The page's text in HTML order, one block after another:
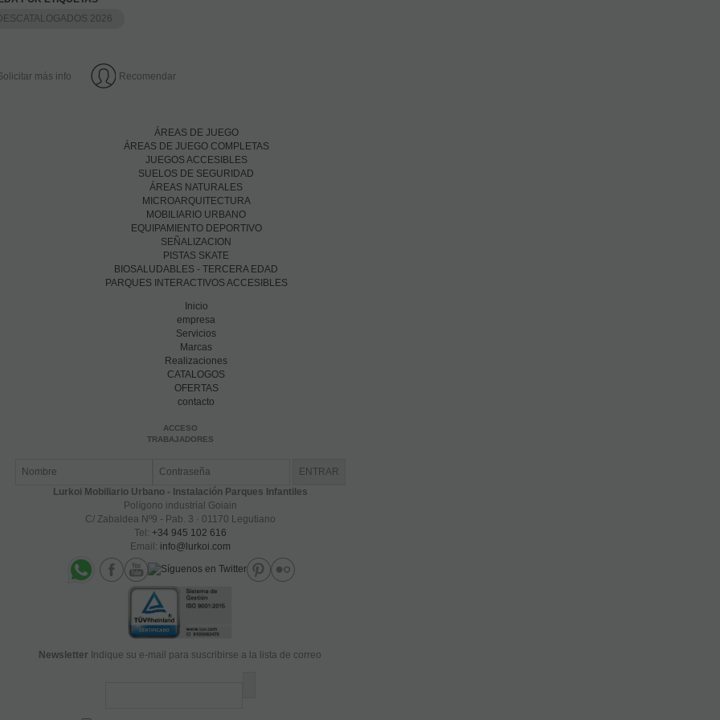
2026
más info Recomendar
ÁREAS DE JUEGO
ÁREAS DE JUEGO COMPLETAS
JUEGOS ACCESIBLES
SUELOS DE SEGURIDAD
ÁREAS NATURALES
MICROARQUITECTURA
MOBILIARIO URBANO
EQUIPAMIENTO DEPORTIVO
SEÑALIZACION
PISTAS SKATE
BIOSALUDABLES - TERCERA EDAD
PARQUES INTERACTIVOS ACCESIBLES
Inicio
empresa
Servicios
Marcas
Realizaciones
CATALOGOS
OFERTAS
contacto
ACCESO
TRABAJADORES
Lurkoi Mobiliario Urbano - Instalación Parques Infantiles
Polígono industrial Goiain
C/ Zabaldea Nº9 - Pab. 3 · 01170 Legutiano
Tel: +34 945 102 616
Email: info@lurkoi.com
Newsletter Indique su e-mail para suscribirse a la lista de correo